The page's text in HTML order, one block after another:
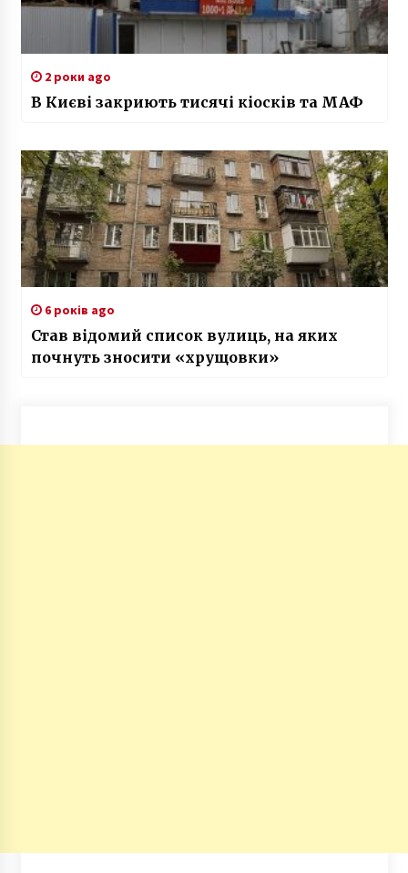
2 роки ago
В Києві закриють тисячі кіосків та МАФ
6 років ago
Став відомий список вулиць, на яких
почнуть зносити «хрущовки»